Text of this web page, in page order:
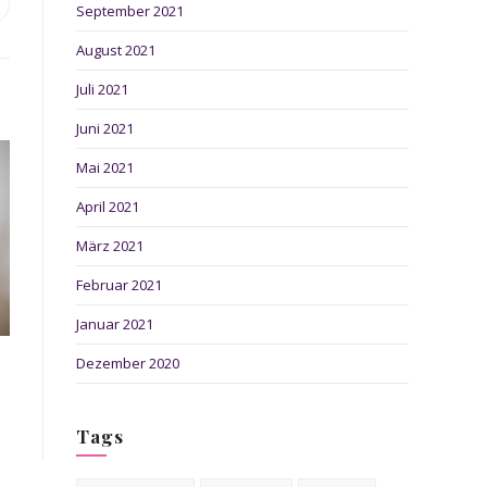
September 2021
August 2021
Juli 2021
Juni 2021
Mai 2021
April 2021
März 2021
Februar 2021
Januar 2021
Dezember 2020
Tags